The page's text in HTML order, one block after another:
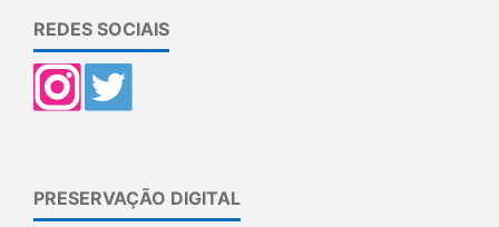
REDES SOCIAIS
PRESERVAÇÃO DIGITAL